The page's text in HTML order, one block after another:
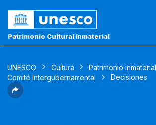
Patrimonio Cultural Inmaterial
UNESCO Cultura Patrimonio inmaterial
Comité Intergubernamental
Decisiones